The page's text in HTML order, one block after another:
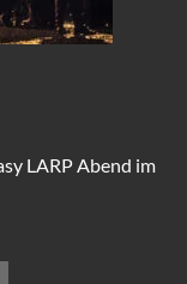
LARP Abend im